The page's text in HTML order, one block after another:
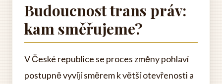
Budoucnost trans práv:
kam směřujeme?
V České republice se proces změny pohlaví
postupně vyvíjí směrem k větší otevřenosti a